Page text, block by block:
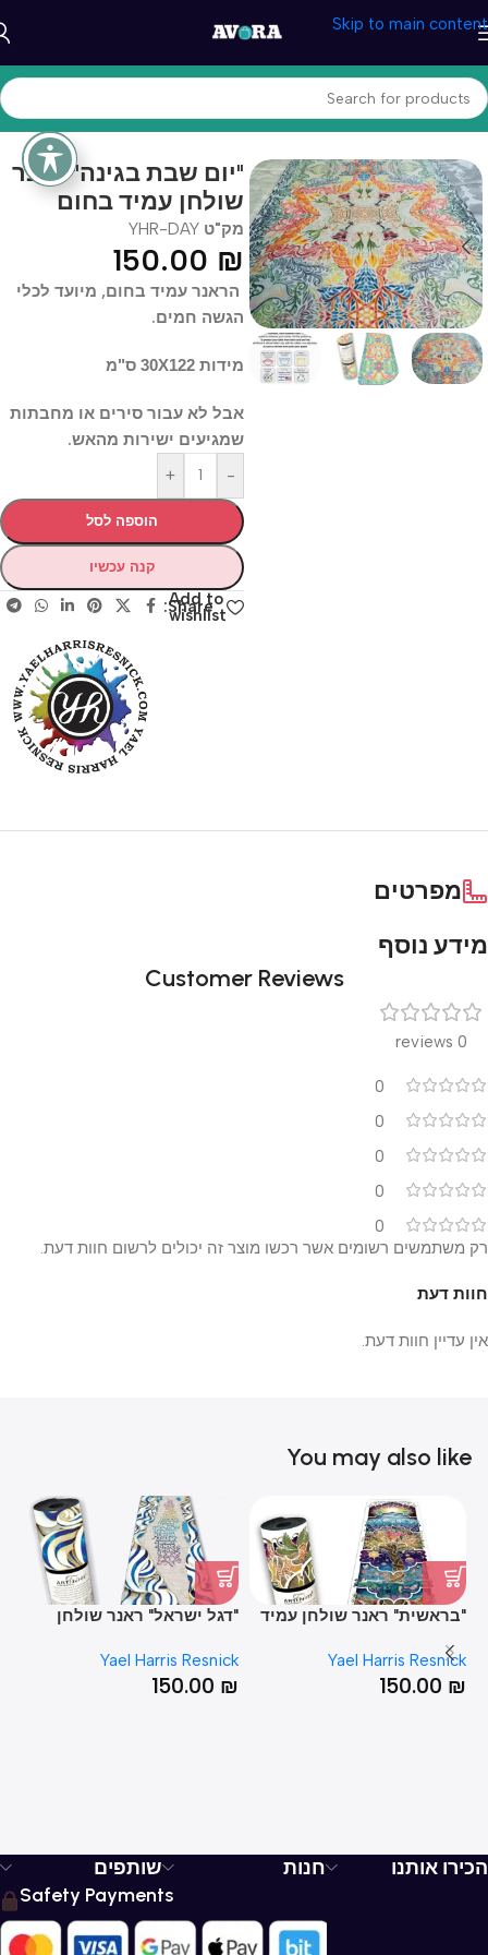
Skip to main content
עמוד הבית/יצירה ואומנות/אומנות שימושית
"יום שבת בגינה" ראנר
שולחן עמיד בחום
מק"ט YHR-DAY
150.00 ₪
הראנר עמיד בחום, מיועד לכלי
הגשה חמים.
מידות 30X122 ס"מ
אבל לא עבור סירים או מחבתות
שמגיעים ישירות מהאש.
-
+
הוספה לסל
קנה עכשיו
Add to
wishlist
Share:
מפרטים
מידע נוסף
Customer Reviews
0 reviews
0
0
0
0
0
חוות דעת
אין עדיין חוות דעת.
רק משתמשים רשומים אשר רכשו מוצר זה יכולים לרשום חוות דעת.
You may also like
"בראשית" ראנר שולחן עמיד
Yael Harris Resnick
150.00 ₪
"דגל ישראל" ראנר שולחן
Yael Harris Resnick
150.00 ₪
הכירו אותנו חנות
שותפים
Safety Payments